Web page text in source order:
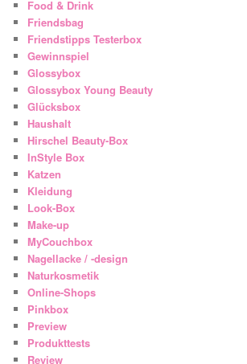
Food & Drink
Friendsbag
Friendstipps Testerbox
Gewinnspiel
Glossybox
Glossybox Young Beauty
Glücksbox
Haushalt
Hirschel Beauty-Box
InStyle Box
Katzen
Kleidung
Look-Box
Make-up
MyCouchbox
Nagellacke / -design
Naturkosmetik
Online-Shops
Pinkbox
Preview
Produkttests
Review